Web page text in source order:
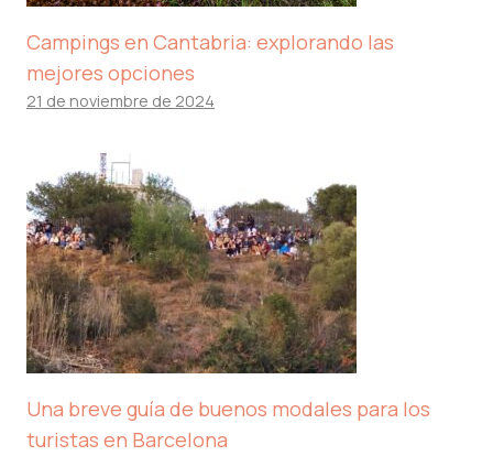
Campings en Cantabria: explorando las
mejores opciones
21 de noviembre de 2024
Una breve guía de buenos modales para los
turistas en Barcelona